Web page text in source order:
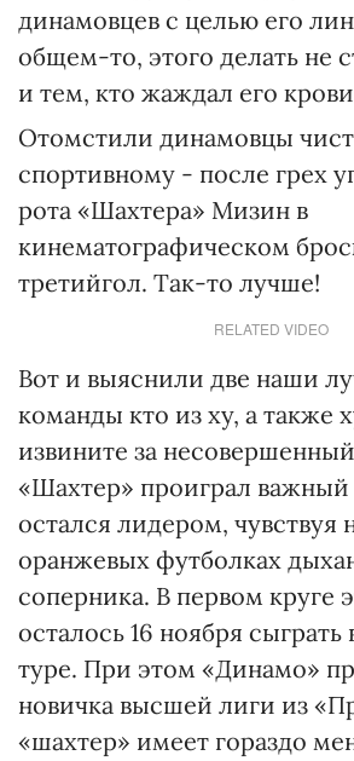
динамовцев с целью его
общем-то, этого делать не
и тем, кто жаждал его
Отомстили динамовцы
спортивному - после грех
рота «Шахтера» Мизин в
кинематографическом
третийгол. Так-то лучше!
RELATED VIDEO
Вот и выяснили две наши
команды кто из ху, а также
извините за
«Шахтер» проиграл важный
остался лидером, чувствуя
оранжевых футболках
соперника. В первом круге
осталось 16 ноября
туре. При этом «Динамо»
новичка высшей лиги из
«шахтер» имеет гораздо